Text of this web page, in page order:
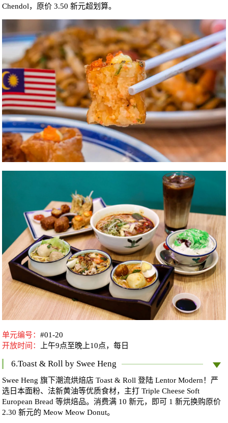
Chendol，原价 3.50 新元超划算。
单元编号：#01-20
开放时间：
上午9点至晚上10点，每日
6.Toast & Roll by Swee Heng
Swee Heng 旗下潮流烘焙店 Toast & Roll 登陆 Lentor Modern！严
选日本面粉、法新黄油等优质食材，主打 Triple Cheese Soft
European Bread 等烘焙品。消费满 10 新元，即可 1 新元换购原价
2.30 新元的 Meow Meow Donut。